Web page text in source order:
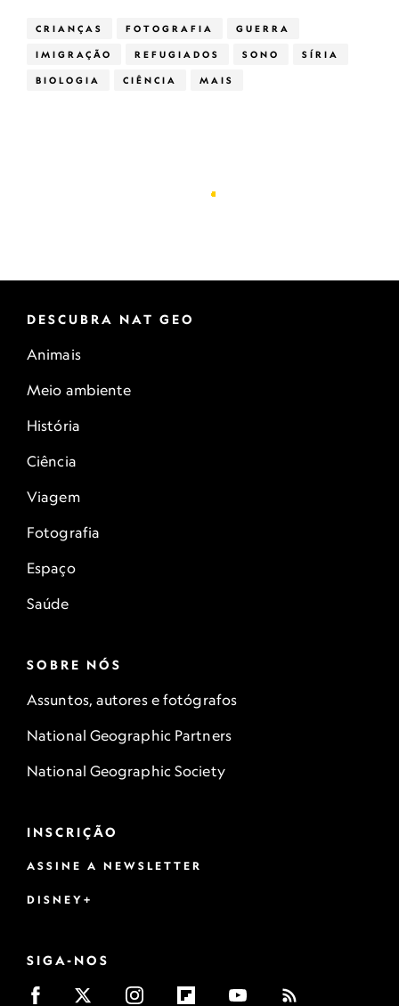
CRIANÇAS FOTOGRAFIA GUERRA
IMIGRAÇÃO REFUGIADOS SONO SÍRIA
BIOLOGIA CIÊNCIA MAIS
DESCUBRA NAT GEO
Animais
Meio ambiente
História
Ciência
Viagem
Fotografia
Espaço
Saúde
SOBRE NÓS
Assuntos, autores e fotógrafos
National Geographic Partners
National Geographic Society
INSCRIÇÃO
ASSINE A NEWSLETTER
DISNEY+
SIGA-NOS